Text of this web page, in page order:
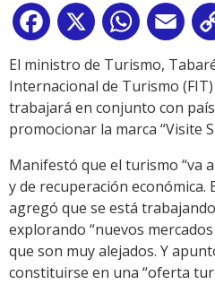
Facebook
X WhatsApp
El ministro de Turismo,
Internacional de Turismo
trabajará en conjunto con
promocionar la marca “Visite
Manifestó que el turismo “va
y de recuperación económica.
agregó que se está
explorando “nuevos
que son muy alejados. Y
constituirse en una “oferta